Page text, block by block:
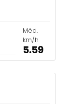
Méd.
km/h
5.59